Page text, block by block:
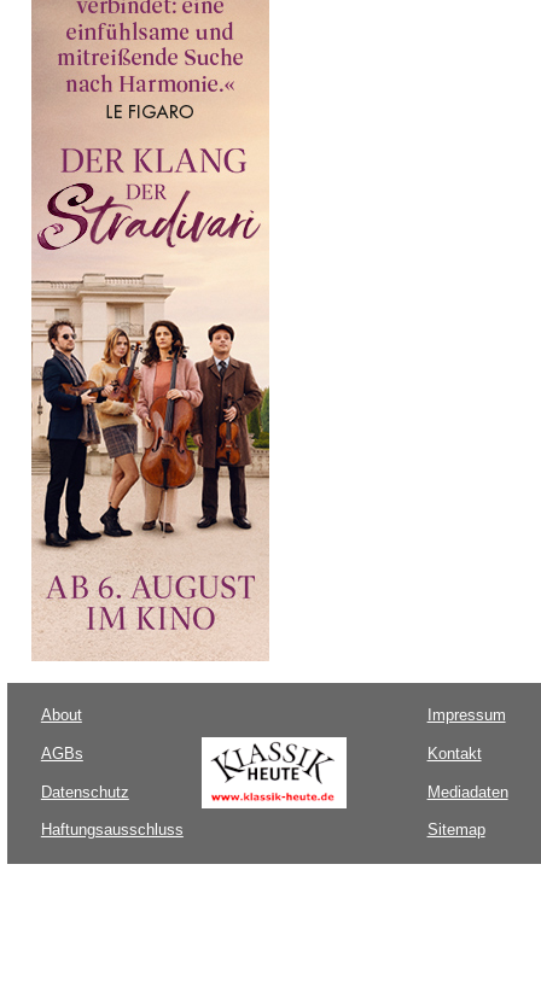
About
AGBs
Datenschutz
Haftungsausschluss
Impressum
Kontakt
Mediadaten
Sitemap